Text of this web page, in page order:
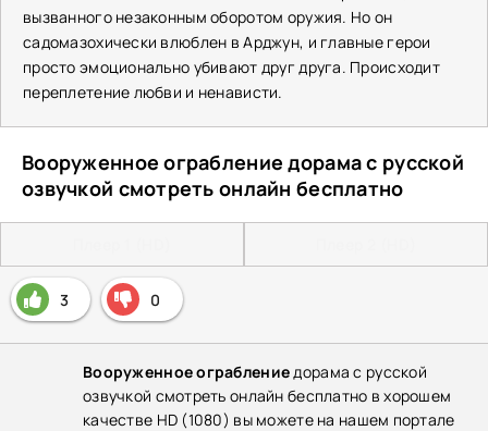
вызванного незаконным оборотом оружия. Но он
садомазохически влюблен в Арджун, и главные герои
просто эмоционально убивают друг друга. Происходит
переплетение любви и ненависти.
Вооруженное ограбление дорама с русской
озвучкой смотреть онлайн бесплатно
3 0
Вооруженное ограблениедорама с русской
озвучкой смотреть онлайн бесплатно в хорошем
качестве HD (1080) вы можете на нашем портале